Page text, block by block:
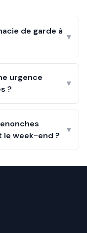
de garde à
▾
urgence
?
▾
le week-end ?
▾